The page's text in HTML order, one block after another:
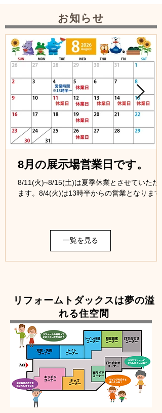
お知らせ
8月の展示場営業日です。
8/11(火)~8/15(土)は夏季休業とさせていただき
ます。8/4(火)は13時半からの営業となります
一覧を見る
リフォームトダックスは夢の溢
れる住空間